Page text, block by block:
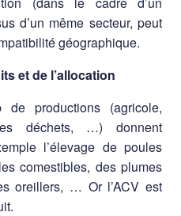
d’un même secteur, peut
géographique.
et de l’allocation
productions (agricole,
déchets, …) donnent
l’élevage de poules
comestibles, des plumes
oreillers, … Or l’ACV est